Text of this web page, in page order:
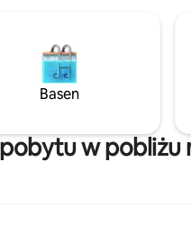
Basen
w pobliżu